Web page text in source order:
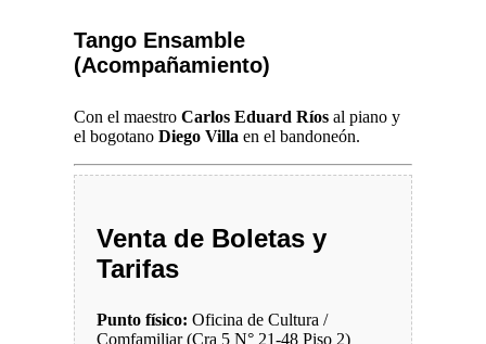
Tango Ensamble
(Acompañamiento)
Con el maestro Carlos Eduard Ríos al piano y
el bogotano Diego Villa en el bandoneón.
Venta de Boletas y
Tarifas
Punto físico: Oficina de Cultura /
Comfamiliar (Cra 5 N° 21-48 Piso 2)